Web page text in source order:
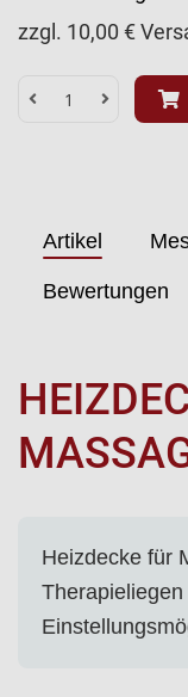
zzgl. 10,00 €
Artikel
Bewertungen
Heizdecke für